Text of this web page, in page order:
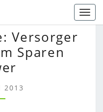
Versorger
Sparen
2013